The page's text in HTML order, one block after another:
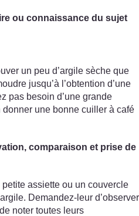
ou connaissance du sujet
un peu d’argile sèche que
jusqu’à l’obtention d’une
pas besoin d’une grande
une bonne cuiller à café
comparaison et prise de
assiette ou un couvercle
Demandez-leur d’observer
noter toutes leurs